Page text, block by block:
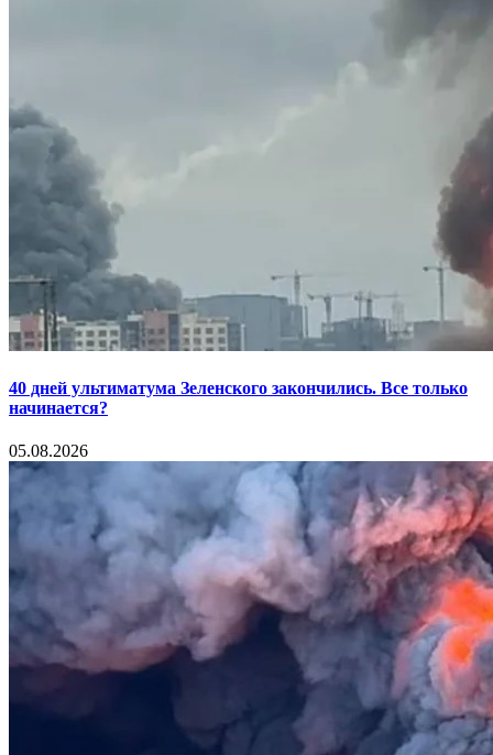
40 дней ультиматума Зеленского закончились. Все только
начинается?
05.08.2026